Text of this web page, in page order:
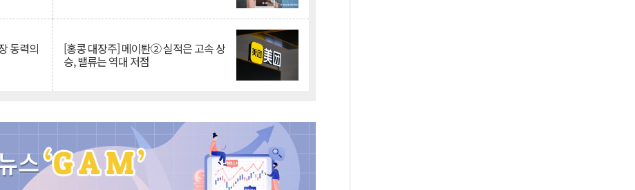
동력의 [홍콩 대장주] 메이퇀② 실적은 고속 상
승, 밸류는 역대 저점